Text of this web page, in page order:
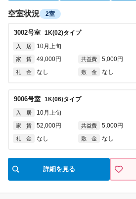
4010号室 1K(A1)
礼 金 なし
礼 金 なし
入 居 即入居可
家 賃 54,000円 5,000円
空室状況 2室
3002号室 1K(02)タイプ
入 居 10月上旬
家 賃 49,000円 共益費 5,000円
礼 金 なし 敷 金 なし
9006号室 1K(06)タイプ
入 居 10月上旬
家 賃 52,000円 共益費 5,000円
礼 金 なし 敷 金 なし
詳細を見る